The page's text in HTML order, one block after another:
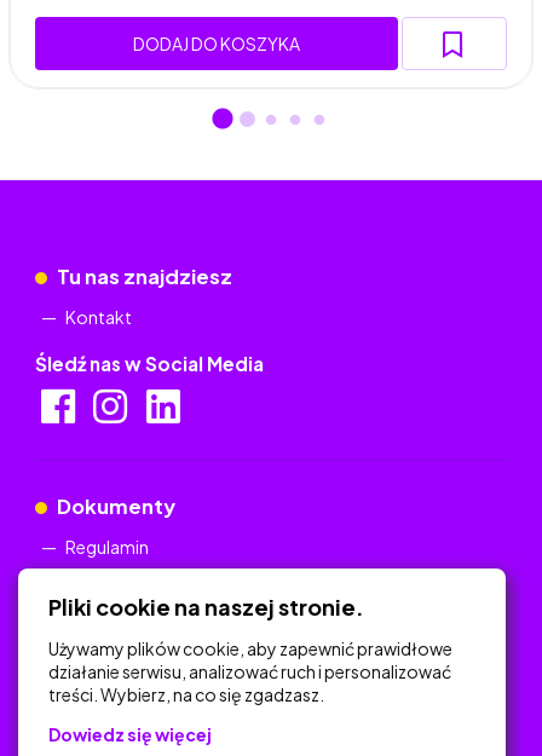
DODAJ DO KOSZYKA
Tu nas znajdziesz
Kontakt
Śledź nas w Social Media
Dokumenty
Regulamin
Na skróty
Polityka Prywatności
Pliki cookie na naszej stronie.
Używamy plików cookie, aby zapewnić prawidłowe
działanie serwisu, analizować ruch i personalizować
treści. Wybierz, na co się zgadzasz.
Dowiedz się więcej